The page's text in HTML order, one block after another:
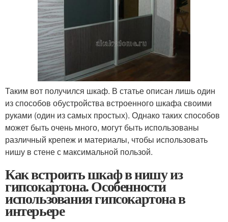
Таким вот получился шкаф. В статье описан лишь один
из способов обустройства встроенного шкафа своими
руками (один из самых простых). Однако таких способов
может быть очень много, могут быть использованы
различный крепеж и материалы, чтобы использовать
нишу в стене с максимальной пользой.
Как встроить шкаф в нишу из
гипсокартона. Особенности
использования гипсокартона в
интерьере